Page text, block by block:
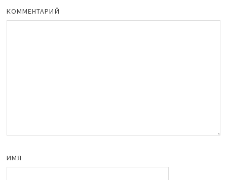
КОММЕНТАРИЙ
ИМЯ